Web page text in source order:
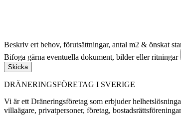
Beskriv ert behov, förutsättningar, antal m2 & önskat
Bifoga gärna eventuella dokument, bilder eller ritningar
Skicka
DRÄNERINGSFÖRETAG I SVERIGE
Vi är ett Dräneringsföretag som erbjuder
villaägare, privatpersoner, företag,